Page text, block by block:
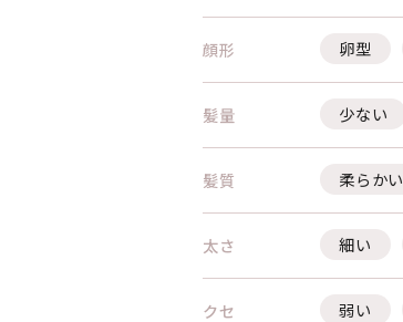
顔形 卵型
髪量 少ない
髪質 柔らかい
太さ 細い
クセ 弱い